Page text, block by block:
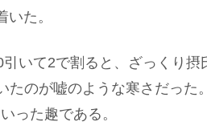
た。
いて2で割ると、ざっくり摂
たのが嘘のような寒さだった
った趣である。